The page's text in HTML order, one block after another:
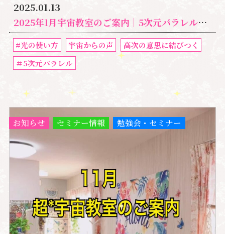
2025.01.13
2025年1月宇宙教室のご案内｜5次元パラレルに住み始めた人の 25のサインは
#光の使い方 宇宙からの声
高次の意思に結びつく
＃5次元パラレル
お知らせ セミナー情報 勉強会・セミナー